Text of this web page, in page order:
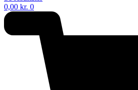
0,00 kr. 0